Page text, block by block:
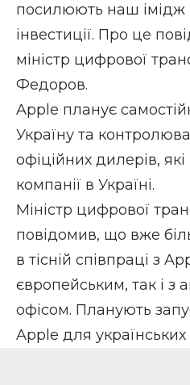
посилюють наш імідж
інвестиції. Про це
міністр цифрової
Федоров.
Apple планує
Україну та
офіційних дилерів,
компанії в Україні.
Міністр цифрової
повідомив, що вже
в тісній співпраці з
європейським, так і з
офісом. Планують
Apple для українських